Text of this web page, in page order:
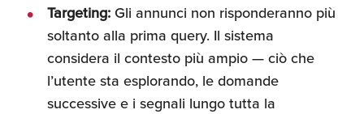
Targeting: Gli annunci non risponderanno più
soltanto alla prima query. Il sistema
considera il contesto più ampio — ciò che
l’utente sta esplorando, le domande
successive e i segnali lungo tutta la